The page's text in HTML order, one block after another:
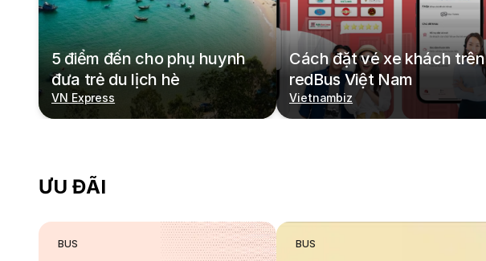
5 điểm đến cho phụ huynh
đưa trẻ du lịch hè
VN Express
Cách đặt vé xe khách trên
redBus Việt Nam
Vietnambiz
ƯU ĐÃI
BUS BUS